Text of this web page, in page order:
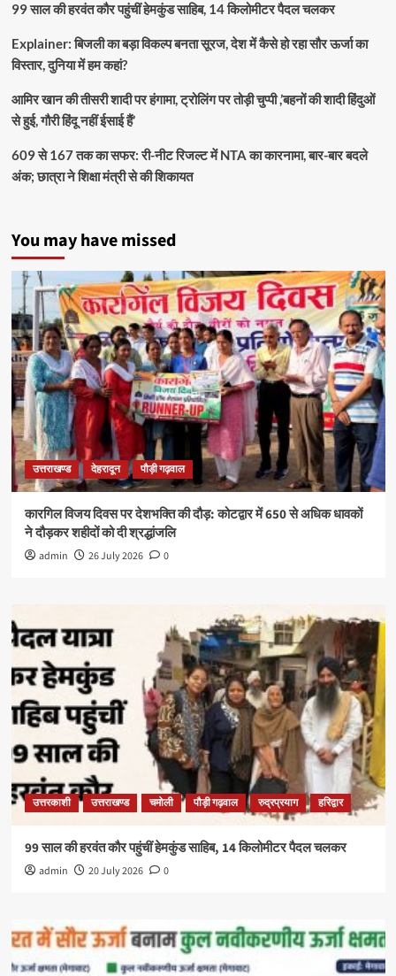
99 साल की हरवंत कौर पहुंचीं हेमकुंड साहिब, 14 किलोमीटर पैदल चलकर
Explainer: बिजली का बड़ा विकल्प बनता सूरज, देश में कैसे हो रहा सौर ऊर्जा का
विस्तार, दुनिया में हम कहां?
आमिर खान की तीसरी शादी पर हंगामा, ट्रोलिंग पर तोड़ी चुप्पी ,’बहनों की शादी हिंदुओं
से हुई, गौरी हिंदू नहीं ईसाई हैं’
609 से 167 तक का सफर: री-नीट रिजल्ट में NTA का कारनामा, बार-बार बदले
अंक; छात्रा ने शिक्षा मंत्री से की शिकायत
You may have missed
उत्तराखण्ड देहरादून पौड़ी गढ़वाल
कारगिल विजय दिवस पर देशभक्ति की दौड़: कोटद्वार में 650 से अधिक धावकों
ने दौड़कर शहीदों को दी श्रद्धांजलि
admin 26 July 2026 0
उत्तरकाशी उत्तराखण्ड चमोली पौड़ी गढ़वाल रुद्रप्रयाग हरिद्वार
99 साल की हरवंत कौर पहुंचीं हेमकुंड साहिब, 14 किलोमीटर पैदल चलकर
admin 20 July 2026 0